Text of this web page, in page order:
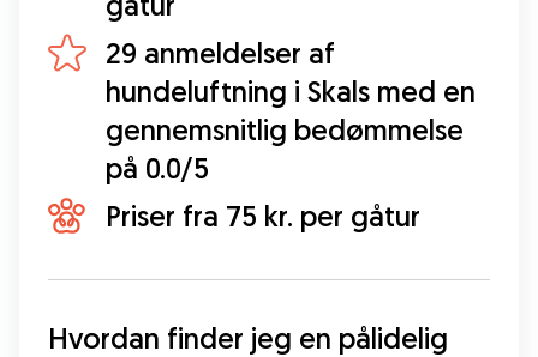
29 anmeldelser af
hundeluftning i Skals med en
gennemsnitlig bedømmelse
på 0.0/5
Priser fra 75 kr. per gåtur
Hvordan finder jeg en pålidelig